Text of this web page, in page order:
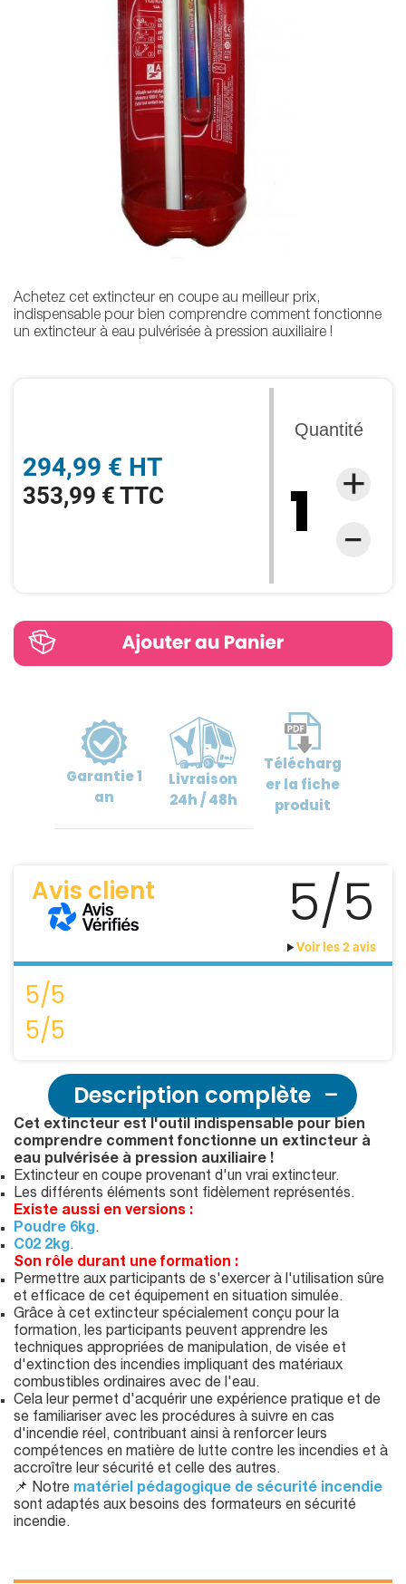
294,99 € HT
353,99 € TTC
Quantité
Achetez cet extincteur en coupe au meilleur prix,
indispensable pour bien comprendre comment fonctionne
un extincteur à eau pulvérisée à pression auxiliaire !
Garantie1
an
Livraison
24h / 48h
Télécharg
erla fiche
produit
Avis client 5/5
Voir les 2 avis
5/5
5/5
Description complète
Cet extincteur est l'outil indispensable pour bien
comprendre comment fonctionne un extincteur à
eau pulvérisée à pression auxiliaire !
Extincteur en coupe provenant d'un vrai extincteur.
Les différents éléments sont fidèlement représentés.
Existe aussi en versions :
Poudre 6kg.
C02 2kg.
Son rôle durant une formation :
Permettre aux participants de s'exercer à l'utilisation sûre
et efficace de cet équipement en situation simulée.
Grâce à cet extincteur spécialement conçu pour la
formation, les participants peuvent apprendre les
techniques appropriées de manipulation, de visée et
d'extinction des incendies impliquant des matériaux
combustibles ordinaires avec de l'eau.
Cela leur permet d'acquérir une expérience pratique et de
se familiariser avec les procédures à suivre en cas
d'incendie réel, contribuant ainsi à renforcer leurs
compétences en matière de lutte contre les incendies et à
accroître leur sécurité et celle des autres.
📌 Notre matériel pédagogique de sécurité incendie
sont adaptés aux besoins des formateurs en sécurité
incendie.